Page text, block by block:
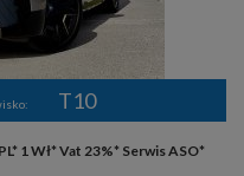
T10
1 Wł* Vat 23%* Serwis ASO*